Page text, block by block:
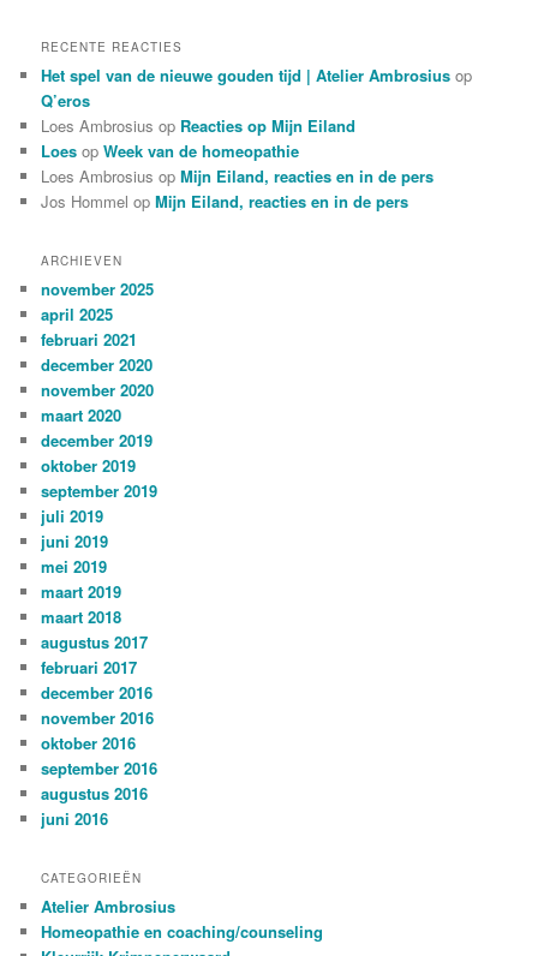
RECENTE REACTIES
Het spel van de nieuwe gouden tijd | Atelier Ambrosius op
Q’eros
Loes Ambrosius op Reacties op Mijn Eiland
Loes opWeek van de homeopathie
Loes Ambrosius opMijn Eiland, reacties en in de pers
Jos Hommel opMijn Eiland, reacties en in de pers
ARCHIEVEN
november 2025
april 2025
februari 2021
december 2020
november 2020
maart 2020
december 2019
oktober 2019
september 2019
juli 2019
juni 2019
mei 2019
maart 2019
maart 2018
augustus 2017
februari 2017
december 2016
november 2016
oktober 2016
september 2016
augustus 2016
juni 2016
CATEGORIEËN
Atelier Ambrosius
Homeopathie en coaching/counseling